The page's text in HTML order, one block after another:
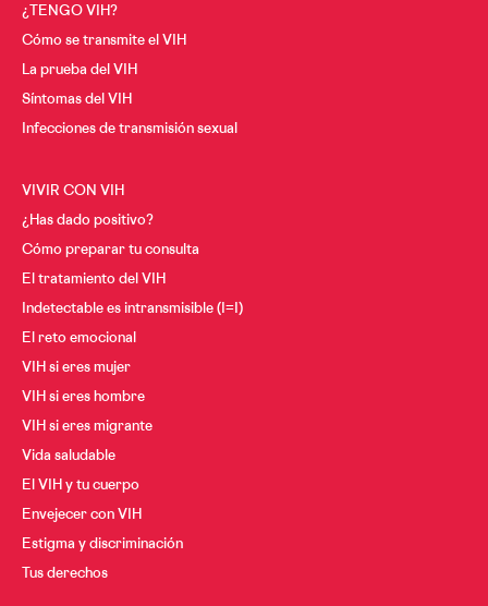
¿TENGO VIH?
Cómo se transmite el VIH
La prueba del VIH
Síntomas del VIH
Infecciones de transmisión sexual
VIVIR CON VIH
¿Has dado positivo?
Cómo preparar tu consulta
El tratamiento del VIH
Indetectable es intransmisible (I=I)
El reto emocional
VIH si eres mujer
VIH si eres hombre
VIH si eres migrante
Vida saludable
El VIH y tu cuerpo
Envejecer con VIH
Estigma y discriminación
Tus derechos